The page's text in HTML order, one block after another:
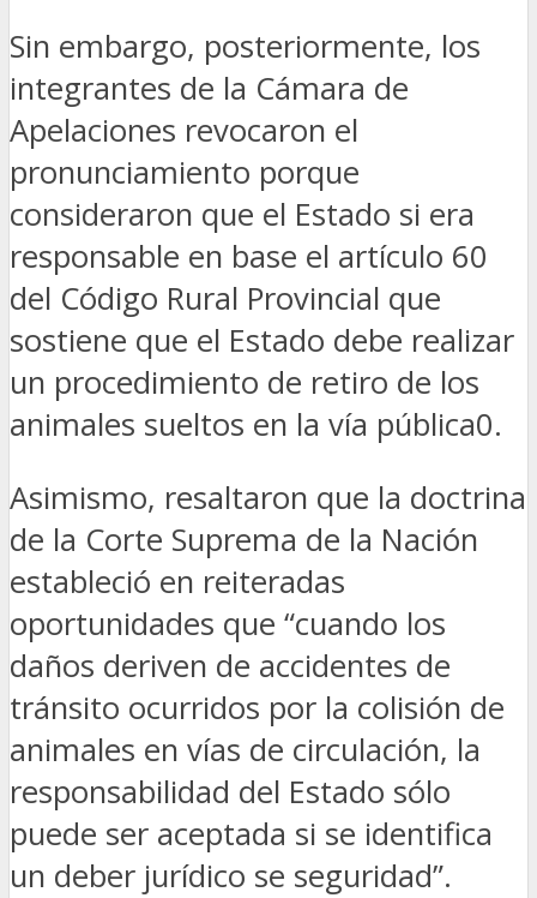
Sin embargo, posteriormente, los
integrantes de la Cámara de
Apelaciones revocaron el
pronunciamiento porque
consideraron que el Estado si era
responsable en base el artículo 60
del Código Rural Provincial que
sostiene que el Estado debe realizar
un procedimiento de retiro de los
animales sueltos en la vía pública0.
Asimismo, resaltaron que la doctrina
de la Corte Suprema de la Nación
estableció en reiteradas
oportunidades que “cuando los
daños deriven de accidentes de
tránsito ocurridos por la colisión de
animales en vías de circulación, la
responsabilidad del Estado sólo
puede ser aceptada si se identifica
un deber jurídico se seguridad”.